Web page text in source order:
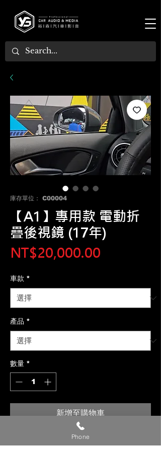
庫存單位： C00004
【A1】專用款 電動折
疊後視鏡 (17年)
NT$20,000.00
車款 *
產品 *
數量 *
新增至購物車
Phone